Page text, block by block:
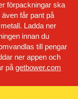
förpackningar ska
får pant på
Ladda ner
innan du
till pengar
ner appen och
pågetbower.com